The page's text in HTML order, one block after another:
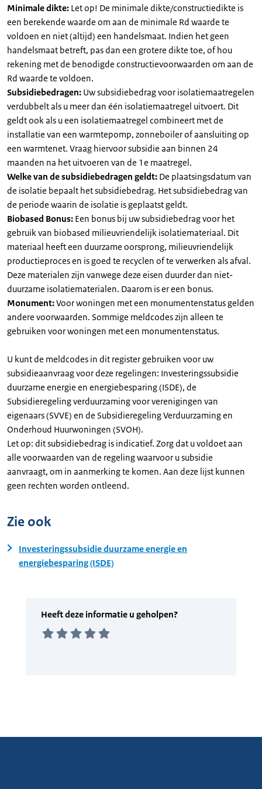
Minimale dikte: Let op! De minimale dikte/constructiedikte is
een berekende waarde om aan de minimale Rd waarde te
voldoen en niet (altijd) een handelsmaat. Indien het geen
handelsmaat betreft, pas dan een grotere dikte toe, of hou
rekening met de benodigde constructievoorwaarden om aan de
Rd waarde te voldoen.
Subsidiebedragen: Uw subsidiebedrag voor isolatiemaatregelen
verdubbelt als u meer dan één isolatiemaatregel uitvoert. Dit
geldt ook als u een isolatiemaatregel combineert met de
installatie van een warmtepomp, zonneboiler of aansluiting op
een warmtenet. Vraag hiervoor subsidie aan binnen 24
maanden na het uitvoeren van de 1e maatregel.
Welke van de subsidiebedragen geldt: De plaatsingsdatum van
de isolatie bepaalt het subsidiebedrag. Het subsidiebedrag van
de periode waarin de isolatie is geplaatst geldt.
Biobased Bonus: Een bonus bij uw subsidiebedrag voor het
gebruik van biobased milieuvriendelijk isolatiemateriaal. Dit
materiaal heeft een duurzame oorsprong, milieuvriendelijk
productieproces en is goed te recyclen of te verwerken als afval.
Deze materialen zijn vanwege deze eisen duurder dan niet-
duurzame isolatiematerialen. Daarom is er een bonus.
Monument:Voor woningen met een monumentenstatus gelden
andere voorwaarden. Sommige meldcodes zijn alleen te
gebruiken voor woningen met een monumentenstatus.
U kunt de meldcodes in dit register gebruiken voor uw
subsidieaanvraag voor deze regelingen: Investeringssubsidie
duurzame energie en energiebesparing (ISDE), de
Subsidieregeling verduurzaming voor verenigingen van
eigenaars (SVVE) en de Subsidieregeling Verduurzaming en
Onderhoud Huurwoningen (SVOH).
Let op: dit subsidiebedrag is indicatief. Zorg dat u voldoet aan
alle voorwaarden van de regeling waarvoor u subsidie
aanvraagt, om in aanmerking te komen. Aan deze lijst kunnen
geen rechten worden ontleend.
Zie ook
Investeringssubsidie duurzame energie en
energiebesparing (ISDE)